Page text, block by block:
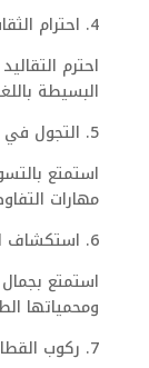
4. احترام الثقافة المحلية:
احترم
البسيطة
5. التجول في الأسواق:
استمتع
مهارات
6. استكشاف المناطق الطبيعية:
استمتع
ومحمياتها
7. ركوب القطار: